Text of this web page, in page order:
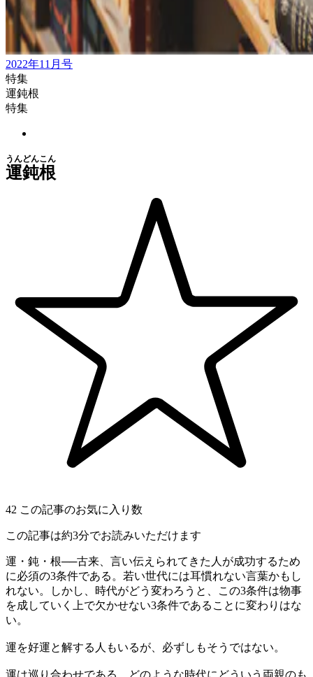
2022年11月号
特集
運鈍根
特集
運鈍根
うんどんこん
42 この記事のお気に入り数
この記事は約3分でお読みいただけます
運・鈍・根──古来、言い伝えられてきた人が成功するため
に必須の3条件である。若い世代には耳慣れない言葉かもし
れない。しかし、時代がどう変わろうと、この3条件は物事
を成していく上で欠かせない3条件であることに変わりはな
い。
運を好運と解する人もいるが、必ずしもそうではない。
運は巡り合わせである。どのような時代にどういう両親のも